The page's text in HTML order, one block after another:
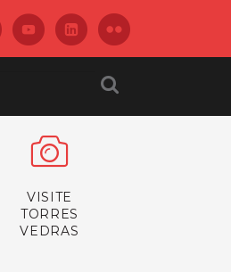
VISITE
TORRES
VEDRAS